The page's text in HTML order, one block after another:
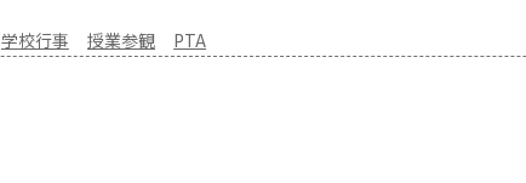
学校行事 授業参観 PTA